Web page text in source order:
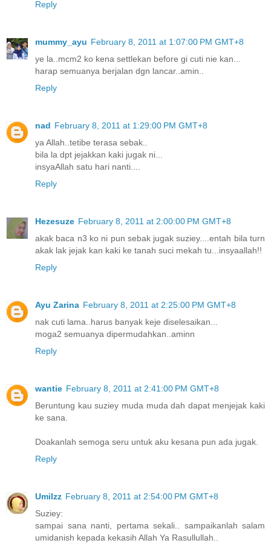
Reply
mummy_ayu February 8, 2011 at 1:07:00 PM GMT+8
ye la..mcm2 ko kena settlekan before gi cuti nie kan...
harap semuanya berjalan dgn lancar..amin..
Reply
nad February 8, 2011 at 1:29:00 PM GMT+8
ya Allah..tetibe terasa sebak..
bila la dpt jejakkan kaki jugak ni...
insyaAllah satu hari nanti....
Reply
Hezesuze February 8, 2011 at 2:00:00 PM GMT+8
akak baca n3 ko ni pun sebak jugak suziey....entah bila turn
akak lak jejak kan kaki ke tanah suci mekah tu...insyaallah!!
Reply
Ayu Zarina February 8, 2011 at 2:25:00 PM GMT+8
nak cuti lama..harus banyak keje diselesaikan...
moga2 semuanya dipermudahkan..aminn
Reply
wantie February 8, 2011 at 2:41:00 PM GMT+8
Beruntung kau suziey muda muda dah dapat menjejak kaki
ke sana.
Doakanlah semoga seru untuk aku kesana pun ada jugak.
Reply
UmiIzz February 8, 2011 at 2:54:00 PM GMT+8
Suziey:
sampai sana nanti, pertama sekali.. sampaikanlah salam
umidanish kepada kekasih Allah Ya Rasullullah..